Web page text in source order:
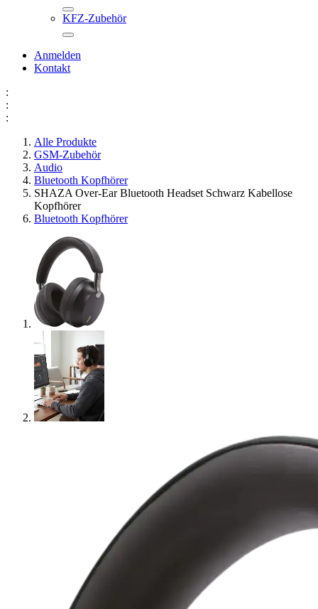
KFZ-Zubehör
Anmelden
Kontakt
:
:
:
Alle Produkte
GSM-Zubehör
Audio
Bluetooth Kopfhörer
SHAZA Over-Ear Bluetooth Headset Schwarz Kabellose
Kopfhörer
Bluetooth Kopfhörer